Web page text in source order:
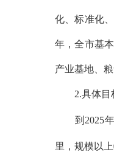
化、标准化
年，全市基
产业基地、
2.具体目
到 2025
里，规模以上